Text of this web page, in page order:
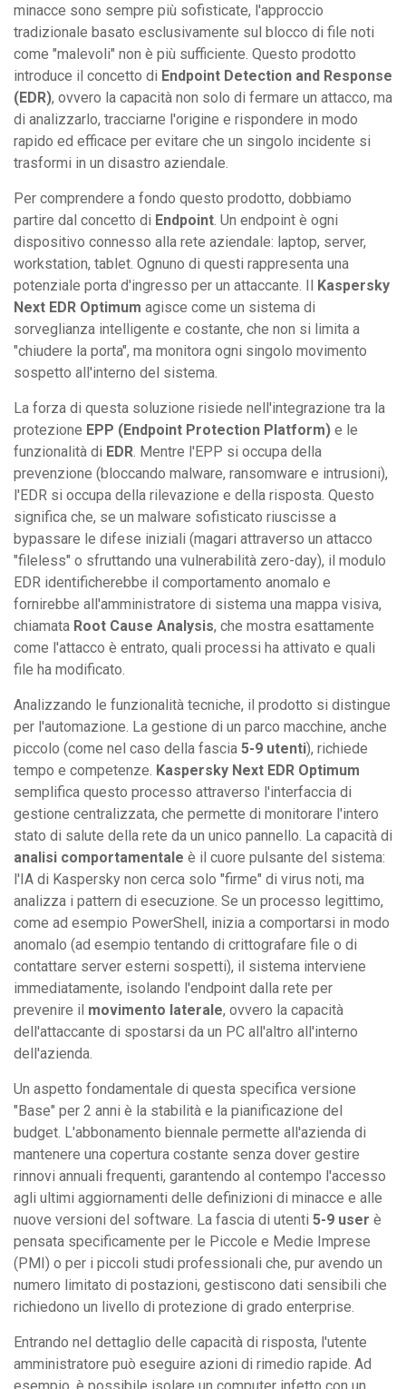
minacce sono sempre più sofisticate, l'approccio
tradizionale basato esclusivamente sul blocco di file noti
come "malevoli" non è più sufficiente. Questo prodotto
introduce il concetto di Endpoint Detection and Response
(EDR), ovvero la capacità non solo di fermare un attacco, ma
di analizzarlo, tracciarne l'origine e rispondere in modo
rapido ed efficace per evitare che un singolo incidente si
trasformi in un disastro aziendale.
Per comprendere a fondo questo prodotto, dobbiamo
partire dal concetto di Endpoint. Un endpoint è ogni
dispositivo connesso alla rete aziendale: laptop, server,
workstation, tablet. Ognuno di questi rappresenta una
potenziale porta d'ingresso per un attaccante. Il Kaspersky
Next EDR Optimum agisce come un sistema di
sorveglianza intelligente e costante, che non si limita a
"chiudere la porta", ma monitora ogni singolo movimento
sospetto all'interno del sistema.
La forza di questa soluzione risiede nell'integrazione tra la
protezione EPP (Endpoint Protection Platform) e le
funzionalità di EDR. Mentre l'EPP si occupa della
prevenzione (bloccando malware, ransomware e intrusioni),
l'EDR si occupa della rilevazione e della risposta. Questo
significa che, se un malware sofisticato riuscisse a
bypassare le difese iniziali (magari attraverso un attacco
"fileless" o sfruttando una vulnerabilità zero-day), il modulo
EDR identificherebbe il comportamento anomalo e
fornirebbe all'amministratore di sistema una mappa visiva,
chiamata Root Cause Analysis, che mostra esattamente
come l'attacco è entrato, quali processi ha attivato e quali
file ha modificato.
Analizzando le funzionalità tecniche, il prodotto si distingue
per l'automazione. La gestione di un parco macchine, anche
piccolo (come nel caso della fascia 5-9 utenti), richiede
tempo e competenze. Kaspersky Next EDR Optimum
semplifica questo processo attraverso l'interfaccia di
gestione centralizzata, che permette di monitorare l'intero
stato di salute della rete da un unico pannello. La capacità di
analisi comportamentale è il cuore pulsante del sistema:
l'IA di Kaspersky non cerca solo "firme" di virus noti, ma
analizza i pattern di esecuzione. Se un processo legittimo,
come ad esempio PowerShell, inizia a comportarsi in modo
anomalo (ad esempio tentando di crittografare file o di
contattare server esterni sospetti), il sistema interviene
immediatamente, isolando l'endpoint dalla rete per
prevenire il movimento laterale, ovvero la capacità
dell'attaccante di spostarsi da un PC all'altro all'interno
dell'azienda.
Un aspetto fondamentale di questa specifica versione
"Base" per 2 anni è la stabilità e la pianificazione del
budget. L'abbonamento biennale permette all'azienda di
mantenere una copertura costante senza dover gestire
rinnovi annuali frequenti, garantendo al contempo l'accesso
agli ultimi aggiornamenti delle definizioni di minacce e alle
nuove versioni del software. La fascia di utenti 5-9 user è
pensata specificamente per le Piccole e Medie Imprese
(PMI) o per i piccoli studi professionali che, pur avendo un
numero limitato di postazioni, gestiscono dati sensibili che
richiedono un livello di protezione di grado enterprise.
Entrando nel dettaglio delle capacità di risposta, l'utente
amministratore può eseguire azioni di rimedio rapide. Ad